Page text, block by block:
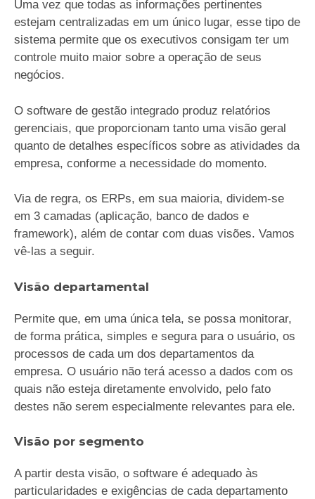
Uma vez que todas as informações pertinentes
estejam centralizadas em um único lugar, esse tipo de
sistema permite que os executivos consigam ter um
controle muito maior sobre a operação de seus
negócios.
O software de gestão integrado produz relatórios
gerenciais, que proporcionam tanto uma visão geral
quanto de detalhes específicos sobre as atividades da
empresa, conforme a necessidade do momento.
Via de regra, os ERPs, em sua maioria, dividem-se
em 3 camadas (aplicação, banco de dados e
framework), além de contar com duas visões. Vamos
vê-las a seguir.
Visão departamental
Permite que, em uma única tela, se possa monitorar,
de forma prática, simples e segura para o usuário, os
processos de cada um dos departamentos da
empresa. O usuário não terá acesso a dados com os
quais não esteja diretamente envolvido, pelo fato
destes não serem especialmente relevantes para ele.
Visão por segmento
A partir desta visão, o software é adequado às
particularidades e exigências de cada departamento